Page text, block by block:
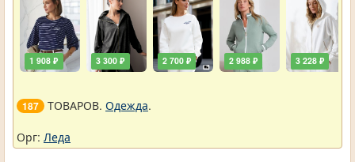
1 908 ₽ 3 300 ₽ 2 700 ₽ 2 988 ₽ 3 228 ₽
187 ТОВАРОВ. Одежда.
Орг: Леда